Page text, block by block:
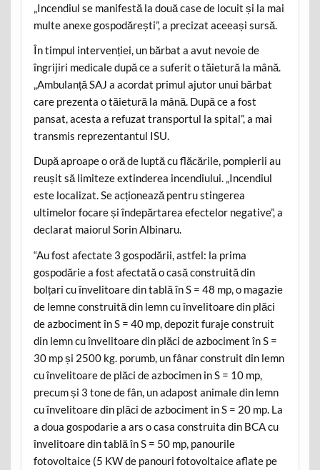
„Incendiul se manifestă la două case de locuit și la mai
multe anexe gospodărești”, a precizat aceeași sursă.
În timpul intervenției, un bărbat a avut nevoie de
îngrijiri medicale după ce a suferit o tăietură la mână.
„Ambulanță SAJ a acordat primul ajutor unui bărbat
care prezenta o tăietură la mână. După ce a fost
pansat, acesta a refuzat transportul la spital”, a mai
transmis reprezentantul ISU.
După aproape o oră de luptă cu flăcările, pompierii au
reușit să limiteze extinderea incendiului. „Incendiul
este localizat. Se acționează pentru stingerea
ultimelor focare și îndepărtarea efectelor negative”, a
declarat maiorul Sorin Albinaru.
“Au fost afectate 3 gospodării, astfel: la prima
gospodărie a fost afectată o casă construită din
bolțari cu învelitoare din tablă în S = 48 mp, o magazie
de lemne construită din lemn cu învelitoare din plăci
de azbociment în S = 40 mp, depozit furaje construit
din lemn cu învelitoare din plăci de azbociment în S =
30 mp și 2500 kg. porumb, un fânar construit din lemn
cu învelitoare de plăci de azbocimen in S = 10 mp,
precum și 3 tone de fân, un adapost animale din lemn
cu învelitoare din plăci de azbociment in S = 20 mp. La
a doua gospodarie a ars o casa construita din BCA cu
învelitoare din tablă în S = 50 mp, panourile
fotovoltaice (5 KW de panouri fotovoltaice aflate pe